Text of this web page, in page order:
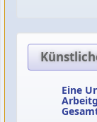
Eine